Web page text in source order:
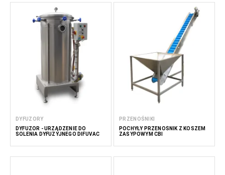
DYFUZORY
DYFUZOR - URZĄDZENIE DO
SOLENIA DYFUZYJNEGO DIFUVAC
PRZENOŚNIKI
POCHYŁY PRZENOŚNIK Z KOSZEM
ZASYPOWYM CBI